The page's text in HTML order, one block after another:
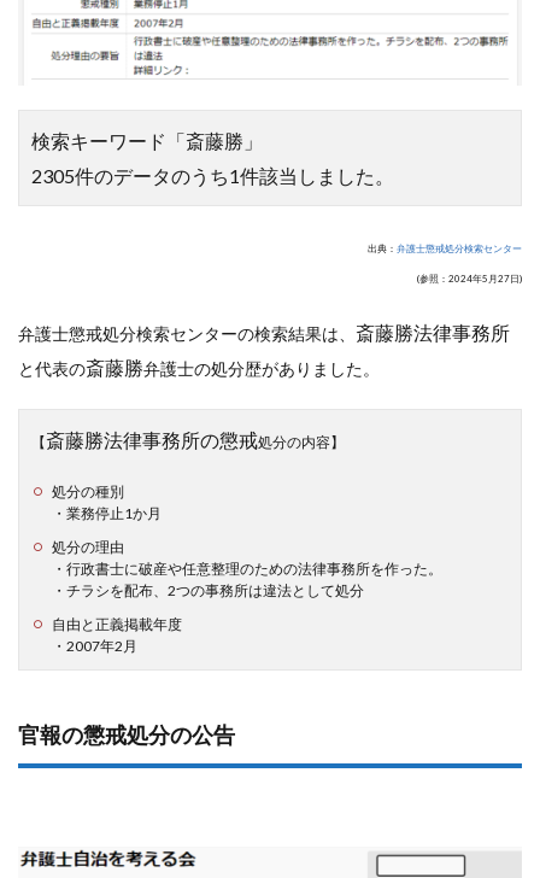
検索キーワード「斎藤勝」
2305件のデータのうち1件該当しました。
出典： 弁護士懲戒処分検索センター
(参照：2024年5月27日)
弁護士懲戒処分検索センターの検索結果は、 斎藤勝法律事務所
と代表の斎藤勝弁護士の処分歴がありました。
【斎藤勝法律事務所の懲戒処分の内容】
処分の種別
・業務停止1か月
処分の理由
・行政書士に破産や任意整理のための法律事務所を作った。
・チラシを配布、2つの事務所は違法として処分
自由と正義掲載年度
・2007年2月
官報の懲戒処分の公告